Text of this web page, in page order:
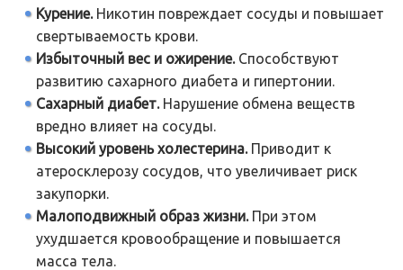
Курение.Никотин повреждает сосуды и повышает
свертываемость крови.
Избыточный вес и ожирение.Способствуют
развитию сахарного диабета и гипертонии.
Сахарный диабет.Нарушение обмена веществ
вредно влияет на сосуды.
Высокий уровень холестерина.Приводит к
атеросклерозу сосудов, что увеличивает риск
закупорки.
Малоподвижный образ жизни.При этом
ухудшается кровообращение и повышается
масса тела.